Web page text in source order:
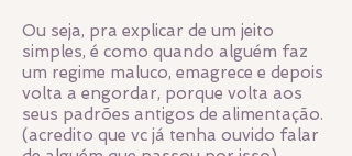
Ou seja, pra explicar de um jeito
simples, é como quando alguém faz
um regime maluco, emagrece e depois
volta a engordar, porque volta aos
seus padrões antigos de alimentação.
(acredito que vc já tenha ouvido falar